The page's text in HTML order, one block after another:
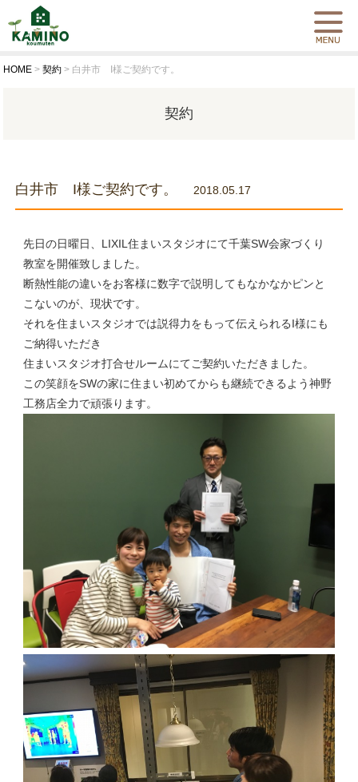
HOME >契約 > 白井市 I様ご契約です。
契約
白井市 I様ご契約です。 2018.05.17
先日の日曜日、LIXIL住まいスタジオにて千葉SW会家づくり
教室を開催致しました。
断熱性能の違いをお客様に数字で説明してもなかなかピンと
こないのが、現状です。
それを住まいスタジオでは説得力をもって伝えられるI様にも
ご納得いただき
住まいスタジオ打合せルームにてご契約いただきました。
この笑顔をSWの家に住まい初めてからも継続できるよう神野
工務店全力で頑張ります。